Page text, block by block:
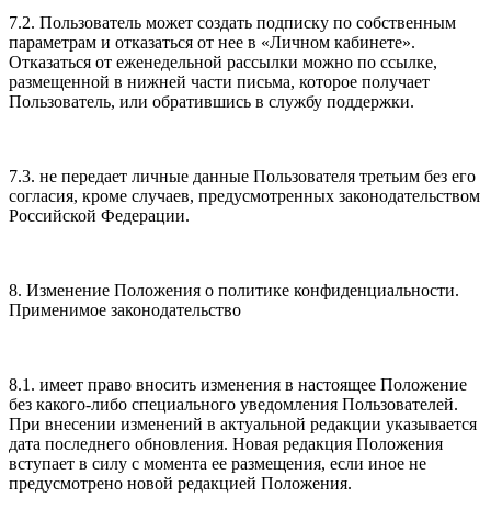
7.2. Пользователь может создать подписку по собственным
параметрам и отказаться от нее в «Личном кабинете».
Отказаться от еженедельной рассылки можно по ссылке,
размещенной в нижней части письма, которое получает
Пользователь, или обратившись в службу поддержки.
7.3. не передает личные данные Пользователя третьим без его
согласия, кроме случаев, предусмотренных законодательством
Российской Федерации.
8. Изменение Положения о политике конфиденциальности.
Применимое законодательство
8.1. имеет право вносить изменения в настоящее Положение
без какого-либо специального уведомления Пользователей.
При внесении изменений в актуальной редакции указывается
дата последнего обновления. Новая редакция Положения
вступает в силу с момента ее размещения, если иное не
предусмотрено новой редакцией Положения.